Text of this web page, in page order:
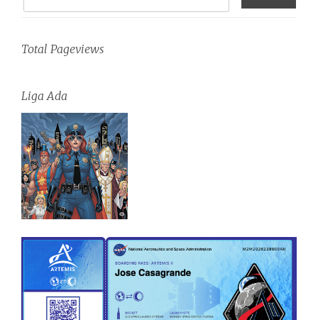
Total Pageviews
Liga Ada